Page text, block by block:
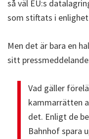
så väl EU:s
som stiftats i
Men det är bara en
sitt
Vad gäller
kammarrätten
det. Enligt de
Bahnhof spara